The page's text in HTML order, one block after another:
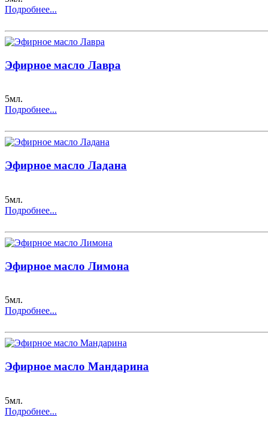
Подробнее...
Эфирное масло Лавра
5мл.
Подробнее...
Эфирное масло Ладана
5мл.
Подробнее...
Эфирное масло Лимона
5мл.
Подробнее...
Эфирное масло Мандарина
5мл.
Подробнее...